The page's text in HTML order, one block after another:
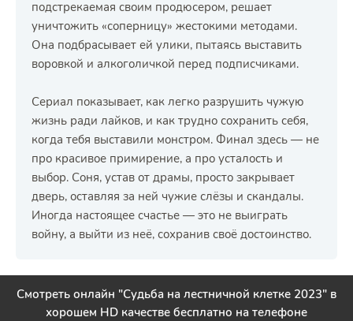
подстрекаемая своим продюсером, решает
уничтожить «соперницу» жестокими методами.
Она подбрасывает ей улики, пытаясь выставить
воровкой и алкоголичкой перед подписчиками.
Сериал показывает, как легко разрушить чужую
жизнь ради лайков, и как трудно сохранить себя,
когда тебя выставили монстром. Финал здесь — не
про красивое примирение, а про усталость и
выбор. Соня, устав от драмы, просто закрывает
дверь, оставляя за ней чужие слёзы и скандалы.
Иногда настоящее счастье — это не выиграть
войну, а выйти из неё, сохранив своё достоинство.
Смотреть онлайн "Судьба на лестничной клетке 2023" в
хорошем HD качестве бесплатно на телефоне